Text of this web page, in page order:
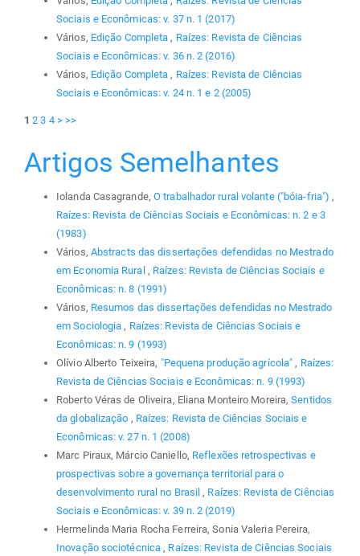
Sociais e Econômicas: v. 37 n. 1 (2017)
Vários, Edição Completa , Raízes: Revista de Ciências
Sociais e Econômicas: v. 36 n. 2 (2016)
Vários, Edição Completa , Raízes: Revista de Ciências
Sociais e Econômicas: v. 24 n. 1 e 2 (2005)
1 2 3 4 > >>
Artigos Semelhantes
Iolanda Casagrande, O trabalhador rural volante ("bóia-fria") ,
Raízes: Revista de Ciências Sociais e Econômicas: n. 2 e 3
(1983)
Vários, Abstracts das dissertações defendidas no Mestrado
em Economia Rural , Raízes: Revista de Ciências Sociais e
Econômicas: n. 8 (1991)
Vários, Resumos das dissertações defendidas no Mestrado
em Sociologia , Raízes: Revista de Ciências Sociais e
Econômicas: n. 9 (1993)
Olívio Alberto Teixeira, "Pequena produção agrícola" , Raízes:
Revista de Ciências Sociais e Econômicas: n. 9 (1993)
Roberto Véras de Oliveira, Eliana Monteiro Moreira,Sentidos
da globalização , Raízes: Revista de Ciências Sociais e
Econômicas: v. 27 n. 1 (2008)
Marc Piraux, Márcio Caniello, Reflexões retrospectivas e
prospectivas sobre a governança territorial para o
desenvolvimento rural no Brasil , Raízes: Revista de Ciências
Sociais e Econômicas: v. 39 n. 2 (2019)
Hermelinda Maria Rocha Ferreira, Sonia Valeria Pereira,
Inovação sociotécnica , Raízes: Revista de Ciências Sociais